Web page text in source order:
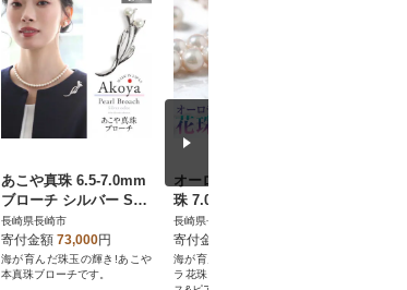
あこや真珠 6.5-7.0mm
ブローチ シルバー SV
ユリ パール
長崎県長崎市
寄付金額 73,000円
海が育んだ珠玉の輝き!あこや
本真珠ブローチです。
オーロラ花珠 あこや真
珠 7.0-7.5mm ネックレ
ス ピアス セット パー
ル 鑑別鑑定書付
長崎県長崎市
寄付金額
海が育んだ珠玉の輝き!オーロ
ラ花珠あこや本真珠ネックレ